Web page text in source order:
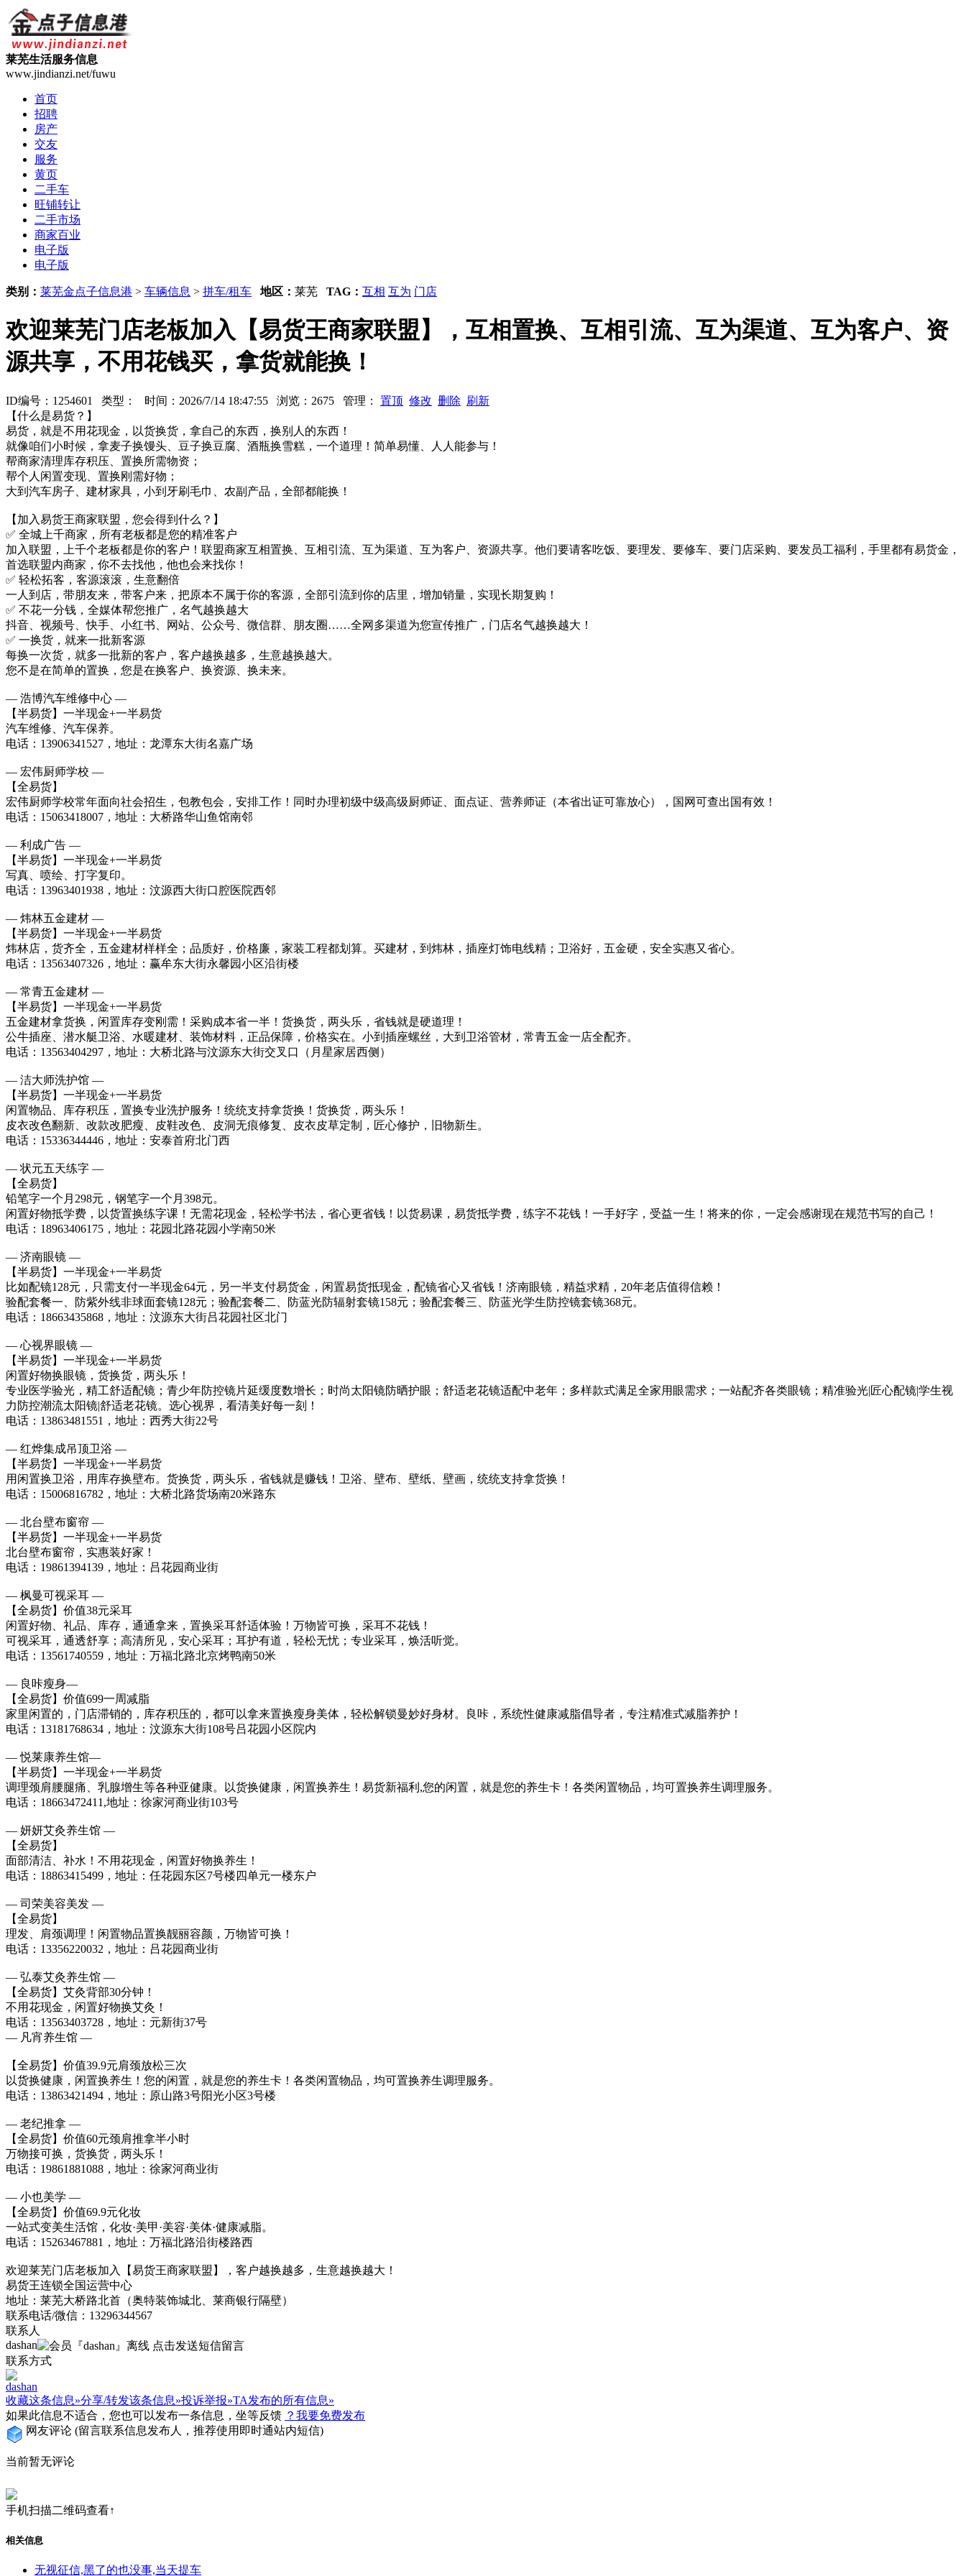
莱芜生活服务信息
www.jindianzi.net/fuwu
首页
招聘
房产
交友
服务
黄页
二手车
旺铺转让
二手市场
商家百业
电子版
电子版
类别： 莱芜金点子信息港 > 车辆信息 > 拼车/租车 地区： 莱芜 TAG： 互相 互为 门店
欢迎莱芜门店老板加入【易货王商家联盟】，互相置换、互相引流、互为渠道、互为客户、资
源共享，不用花钱买，拿货就能换！
ID编号：1254601 类型： 时间：2026/7/14 18:47:55 浏览：2675 管理： 置顶 修改 删除 刷新
【什么是易货？】
易货，就是不用花现金，以货换货，拿自己的东西，换别人的东西！
就像咱们小时候，拿麦子换馒头、豆子换豆腐、酒瓶换雪糕，一个道理！简单易懂、人人能参与！
帮商家清理库存积压、置换所需物资；
帮个人闲置变现、置换刚需好物；
大到汽车房子、建材家具，小到牙刷毛巾、农副产品，全部都能换！
【加入易货王商家联盟，您会得到什么？】
✅ 全城上千商家，所有老板都是您的精准客户
加入联盟，上千个老板都是你的客户！联盟商家互相置换、互相引流、互为渠道、互为客户、资源共享。他们要请客吃饭、要理发、要修车、要门店采购、要发员工福利，手里都有易货金，
首选联盟内商家，你不去找他，他也会来找你！
✅ 轻松拓客，客源滚滚，生意翻倍
一人到店，带朋友来，带客户来，把原本不属于你的客源，全部引流到你的店里，增加销量，实现长期复购！
✅ 不花一分钱，全媒体帮您推广，名气越换越大
抖音、视频号、快手、小红书、网站、公众号、微信群、朋友圈……全网多渠道为您宣传推广，门店名气越换越大！
✅ 一换货，就来一批新客源
每换一次货，就多一批新的客户，客户越换越多，生意越换越大。
您不是在简单的置换，您是在换客户、换资源、换未来。
— 浩博汽车维修中心 —
【半易货】一半现金+一半易货
汽车维修、汽车保养。
电话：13906341527，地址：龙潭东大街名嘉广场
— 宏伟厨师学校 —
【全易货】
宏伟厨师学校常年面向社会招生，包教包会，安排工作！同时办理初级中级高级厨师证、面点证、营养师证（本省出证可靠放心），国网可查出国有效！
电话：15063418007，地址：大桥路华山鱼馆南邻
— 利成广告 —
【半易货】一半现金+一半易货
写真、喷绘、打字复印。
电话：13963401938，地址：汶源西大街口腔医院西邻
— 炜林五金建材 —
【半易货】一半现金+一半易货
炜林店，货齐全，五金建材样样全；品质好，价格廉，家装工程都划算。买建材，到炜林，插座灯饰电线精；卫浴好，五金硬，安全实惠又省心。
电话：13563407326，地址：赢牟东大街永馨园小区沿街楼
— 常青五金建材 —
【半易货】一半现金+一半易货
五金建材拿货换，闲置库存变刚需！采购成本省一半！货换货，两头乐，省钱就是硬道理！
公牛插座、潜水艇卫浴、水暖建材、装饰材料，正品保障，价格实在。小到插座螺丝，大到卫浴管材，常青五金一店全配齐。
电话：13563404297，地址：大桥北路与汶源东大街交叉口（月星家居西侧）
— 洁大师洗护馆 —
【半易货】一半现金+一半易货
闲置物品、库存积压，置换专业洗护服务！统统支持拿货换！货换货，两头乐！
皮衣改色翻新、改款改肥瘦、皮鞋改色、皮洞无痕修复、皮衣皮草定制，匠心修护，旧物新生。
电话：15336344446，地址：安泰首府北门西
— 状元五天练字 —
【全易货】
铅笔字一个月298元，钢笔字一个月398元。
闲置好物抵学费，以货置换练字课！无需花现金，轻松学书法，省心更省钱！以货易课，易货抵学费，练字不花钱！一手好字，受益一生！将来的你，一定会感谢现在规范书写的自己！
电话：18963406175，地址：花园北路花园小学南50米
— 济南眼镜 —
【半易货】一半现金+一半易货
比如配镜128元，只需支付一半现金64元，另一半支付易货金，闲置易货抵现金，配镜省心又省钱！济南眼镜，精益求精，20年老店值得信赖！
验配套餐一、防紫外线非球面套镜128元；验配套餐二、防蓝光防辐射套镜158元；验配套餐三、防蓝光学生防控镜套镜368元。
电话：18663435868，地址：汶源东大街吕花园社区北门
— 心视界眼镜 —
【半易货】一半现金+一半易货
闲置好物换眼镜，货换货，两头乐！
专业医学验光，精工舒适配镜；青少年防控镜片延缓度数增长；时尚太阳镜防晒护眼；舒适老花镜适配中老年；多样款式满足全家用眼需求；一站配齐各类眼镜；精准验光|匠心配镜|学生视
力防控潮流太阳镜|舒适老花镜。选心视界，看清美好每一刻！
电话：13863481551，地址：西秀大街22号
— 红烨集成吊顶卫浴 —
【半易货】一半现金+一半易货
用闲置换卫浴，用库存换壁布。货换货，两头乐，省钱就是赚钱！卫浴、壁布、壁纸、壁画，统统支持拿货换！
电话：15006816782，地址：大桥北路货场南20米路东
— 北台壁布窗帘 —
【半易货】一半现金+一半易货
北台壁布窗帘，实惠装好家！
电话：19861394139，地址：吕花园商业街
— 枫曼可视采耳 —
【全易货】价值38元采耳
闲置好物、礼品、库存，通通拿来，置换采耳舒适体验！万物皆可换，采耳不花钱！
可视采耳，通透舒享；高清所见，安心采耳；耳护有道，轻松无忧；专业采耳，焕活听觉。
电话：13561740559，地址：万福北路北京烤鸭南50米
— 良咔瘦身—
【全易货】价值699一周减脂
家里闲置的，门店滞销的，库存积压的，都可以拿来置换瘦身美体，轻松解锁曼妙好身材。良咔，系统性健康减脂倡导者，专注精准式减脂养护！
电话：13181768634，地址：汶源东大街108号吕花园小区院内
— 悦莱康养生馆—
【半易货】一半现金+一半易货
调理颈肩腰腿痛、乳腺增生等各种亚健康。以货换健康，闲置换养生！易货新福利,您的闲置，就是您的养生卡！各类闲置物品，均可置换养生调理服务。
电话：18663472411,地址：徐家河商业街103号
— 妍妍艾灸养生馆 —
【全易货】
面部清洁、补水！不用花现金，闲置好物换养生！
电话：18863415499，地址：任花园东区7号楼四单元一楼东户
— 司荣美容美发 —
【全易货】
理发、肩颈调理！闲置物品置换靓丽容颜，万物皆可换！
电话：13356220032，地址：吕花园商业街
— 弘泰艾灸养生馆 —
【全易货】艾灸背部30分钟！
不用花现金，闲置好物换艾灸！
电话：13563403728，地址：元新街37号
— 凡宵养生馆 —
【全易货】价值39.9元肩颈放松三次
以货换健康，闲置换养生！您的闲置，就是您的养生卡！各类闲置物品，均可置换养生调理服务。
电话：13863421494，地址：原山路3号阳光小区3号楼
— 老纪推拿 —
【全易货】价值60元颈肩推拿半小时
万物接可换，货换货，两头乐！
电话：19861881088，地址：徐家河商业街
— 小也美学 —
【全易货】价值69.9元化妆
一站式变美生活馆，化妆·美甲·美容·美体·健康减脂。
电话：15263467881，地址：万福北路沿街楼路西
欢迎莱芜门店老板加入【易货王商家联盟】，客户越换越多，生意越换越大！
易货王连锁全国运营中心
地址：莱芜大桥路北首（奥特装饰城北、莱商银行隔壁）
联系电话/微信：13296344567
联系人
dashan
联系方式
dashan
收藏这条信息»分享/转发该条信息»投诉举报»TA发布的所有信息»
如果此信息不适合，您也可以发布一条信息，坐等反馈 ？我要免费发布
网友评论 (留言联系信息发布人，推荐使用即时通站内短信)
当前暂无评论
手机扫描二维码查看↑
相关信息
无视征信,黑了的也没事,当天提车